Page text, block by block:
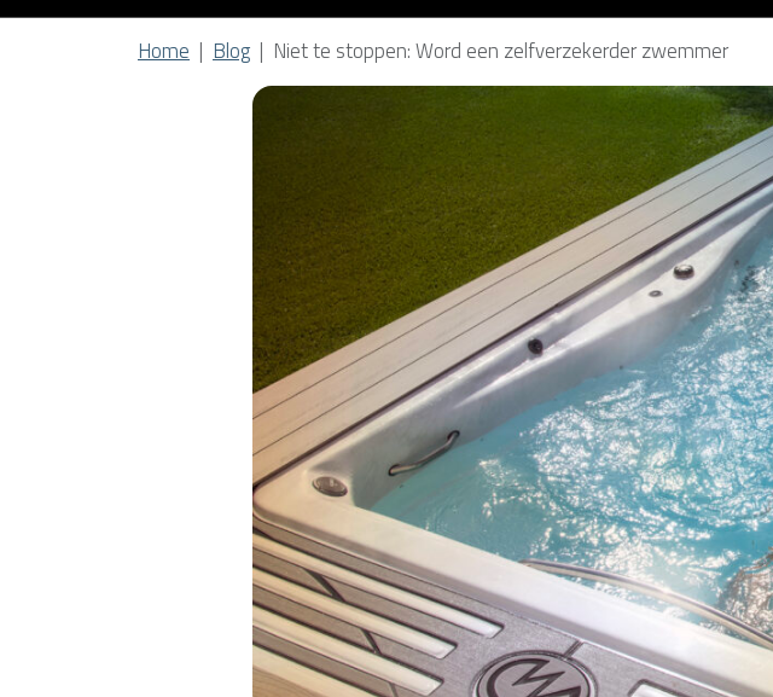
Zwemspa Kenmerken
Zwem Spa Covers
MP
Home Blog Niet te stoppen: Word een zelfverzekerder zwemmer